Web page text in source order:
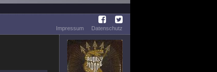
Impressum
Datenschutz